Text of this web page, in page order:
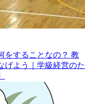
をすることなの？ 教
げよう｜学級経営のた